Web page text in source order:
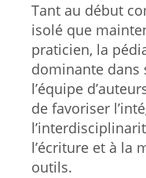
Tant au début
isolé que
praticien, la
dominante dans
l’équipe
de favoriser
l’écriture et à la
outils.